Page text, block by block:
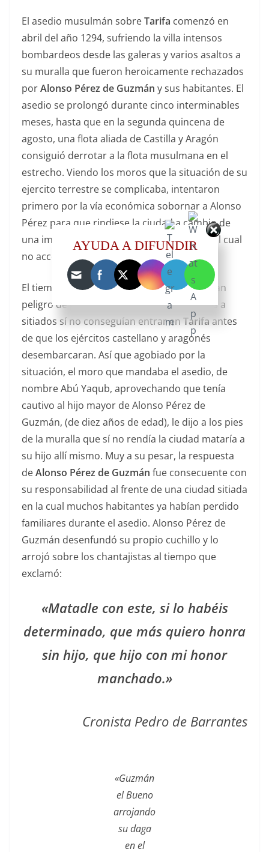
El asedio musulmán sobreTarifa comenzó en
abril del año 1294, sufriendo la villa intensos
bombardeos desde las galeras y varios asaltos a
su muralla que fueron heroicamente rechazados
porAlonso Pérez de Guzmán y sus habitantes. El
asedio se prolongó durante cinco interminables
meses, hasta que en la segunda quincena de
agosto, una flota aliada de Castilla y Aragón
consiguió derrotar a la flota musulmana en el
estrecho. Viendo los moros que la situación de su
ejercito terrestre se complicaba, intentaron
primero por la vía económica sobornar a Alonso
Pérez para que rindiese la ciudad a cambio de
una importante suma de dinero, soborno al cual
no accedió.
El tiempo iba en contra de los moros; corrían
peligro de pasar rápidamente de sitiadores a
sitiados sí no conseguían entrar enTarifaantes
de que los ejércitos castellano y aragonés
desembarcaran. Así que agobiado por la
situación, el moro que mandaba el asedio, de
nombre Abú Yaqub, aprovechando que tenía
cautivo al hijo mayor de Alonso Pérez de
Guzmán, (de diez años de edad), le dijo a los pies
de la muralla que sí no rendía la ciudad mataría a
su hijo allí mismo. Muy a su pesar, la respuesta
deAlonso Pérez de Guzmán fue consecuente con
su responsabilidad al frente de una ciudad sitiada
en la cual muchos habitantes ya habían perdido
familiares durante el asedio. Alonso Pérez de
Guzmán desenfundó su propio cuchillo y lo
arrojó sobre los chantajistas al tiempo que
exclamó:
«Matadle con este, si lo habéis
determinado, que más quiero honra
sin hijo, que hijo con mi honor
manchado.»
Cronista Pedro de Barrantes
«Guzmán
el Bueno
arrojando
su daga
en el
AYUDA A DIFUNDIR